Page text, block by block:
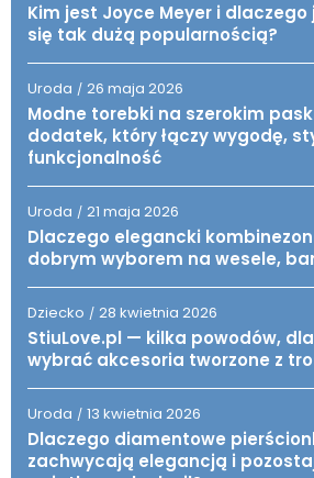
Kim jest Joyce Meyer i dlaczego
się tak dużą popularnością?
Uroda / 26 maja 2026
Modne torebki na szerokim
dodatek, który łączy wygodę,
funkcjonalność
Uroda / 21 maja 2026
Dlaczego elegancki
dobrym wyborem na wesele,
Dziecko / 28 kwietnia 2026
StiuLove.pl — kilka powodów,
wybrać akcesoria tworzone z
Uroda / 13 kwietnia 2026
Dlaczego diamentowe
zachwycają elegancją i